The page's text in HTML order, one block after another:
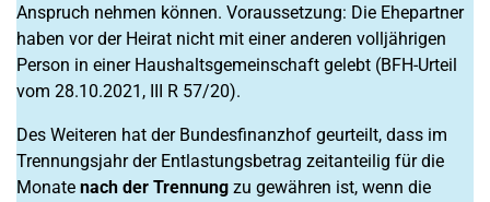
Anspruch nehmen können. Voraussetzung: Die Ehepartner
haben vor der Heirat nicht mit einer anderen volljährigen
Person in einer Haushaltsgemeinschaft gelebt (BFH-Urteil
vom 28.10.2021, III R 57/20).
Des Weiteren hat der Bundesfinanzhof geurteilt, dass im
Trennungsjahr der Entlastungsbetrag zeitanteilig für die
Monate nach der Trennung zu gewähren ist, wenn die